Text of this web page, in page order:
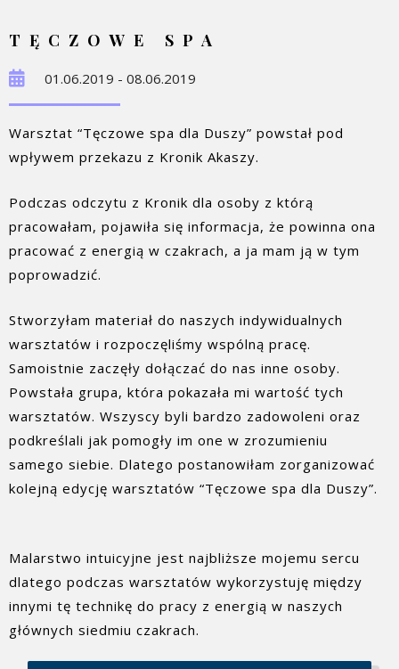
TĘCZOWE SPA
01.06.2019 - 08.06.2019
Warsztat “Tęczowe spa dla Duszy” powstał pod
wpływem przekazu z Kronik Akaszy.
Podczas odczytu z Kronik dla osoby z którą
pracowałam, pojawiła się informacja, że powinna ona
pracować z energią w czakrach, a ja mam ją w tym
poprowadzić.
Stworzyłam materiał do naszych indywidualnych
warsztatów i rozpoczęliśmy wspólną pracę.
Samoistnie zaczęły dołączać do nas inne osoby.
Powstała grupa, która pokazała mi wartość tych
warsztatów. Wszyscy byli bardzo zadowoleni oraz
podkreślali jak pomogły im one w zrozumieniu
samego siebie. Dlatego postanowiłam zorganizować
kolejną edycję warsztatów “Tęczowe spa dla Duszy”.
Malarstwo intuicyjne jest najbliższe mojemu sercu
dlatego podczas warsztatów wykorzystuję między
innymi tę technikę do pracy z energią w naszych
głównych siedmiu czakrach.